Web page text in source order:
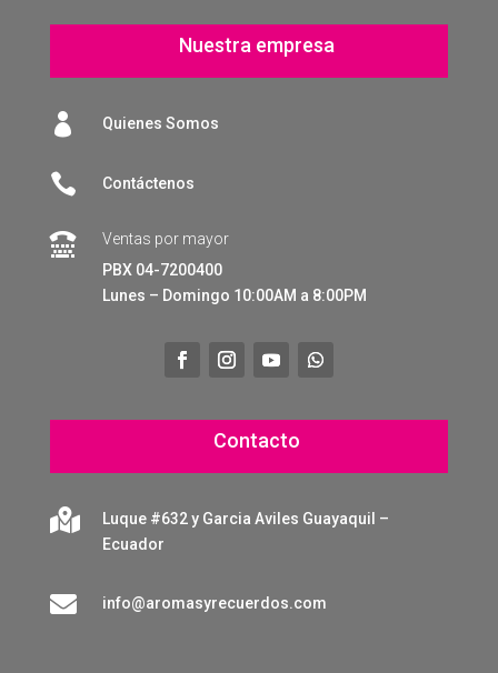
Nuestra empresa
 Quienes Somos
 Contáctenos

Ventas por mayor
PBX 04-7200400
Lunes – Domingo 10:00AM a 8:00PM
Contacto

Luque #632 y Garcia Aviles Guayaquil –
Ecuador
 info@aromasyrecuerdos.com